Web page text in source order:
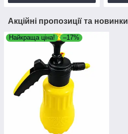
Акційні пропозиції та новинки
Найкраща ціна! –17%